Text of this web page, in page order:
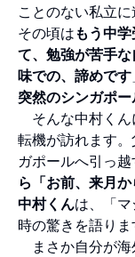
ことのない私立に
その頃は もう中
て、勉強が苦手
味での、諦めです
突然のシンガポ
そんな中村くん
転機が訪れます
ガポールへ引っ越
ら「お前、来月
中村くんは、「
時の驚きを語りま
まさか自分が海